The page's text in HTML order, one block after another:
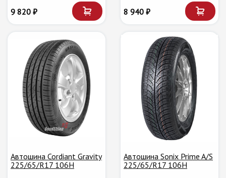
9 820 ₽ 8 940 ₽
Автошина Cordiant Gravity
225/65/R17 106H
Автошина Sonix Prime A/S
225/65/R17 106H